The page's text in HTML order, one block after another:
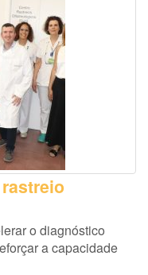
o diagnóstico
a capacidade